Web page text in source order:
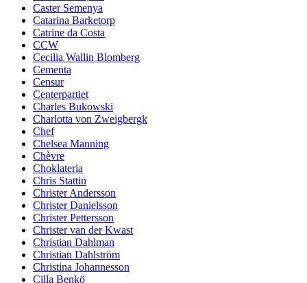
Caster Semenya
Catarina Barketorp
Catrine da Costa
CCW
Cecilia Wallin Blomberg
Cementa
Censur
Centerpartiet
Charles Bukowski
Charlotta von Zweigbergk
Chef
Chelsea Manning
Chèvre
Choklateria
Chris Stattin
Christer Andersson
Christer Danielsson
Christer Pettersson
Christer van der Kwast
Christian Dahlman
Christian Dahlström
Christina Johannesson
Cilla Benkö